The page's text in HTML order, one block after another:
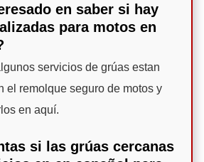
en saber si hay
para motos en
servicios de grúas estan
el remolque seguro de motos y
en aquí.
si las grúas cercanas